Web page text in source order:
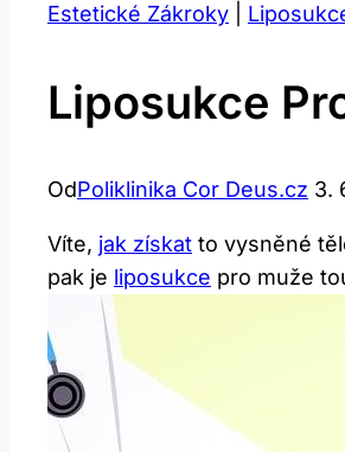
Estetické Zákroky
Liposukce
OdPoliklinika Cor Deus.cz 3.
Víte, jak získat to vysněné
pak‌ je⁢ liposukce pro muže